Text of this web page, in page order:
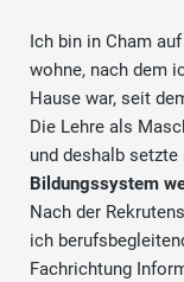
Ich bin in Cham
wohne, nach dem
Hause war, seit
Die Lehre als
und deshalb
Bildungssystem
Nach der
ich
Fachrichtung